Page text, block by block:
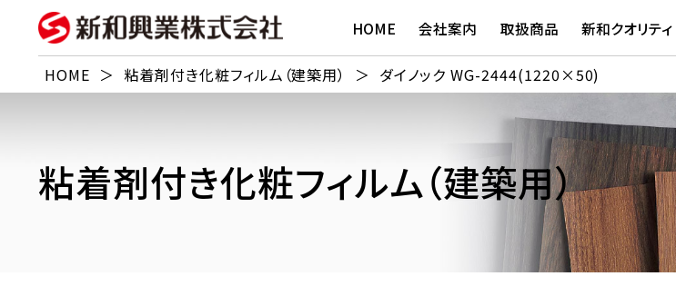
HOME 会社案内 取扱商品 新和クオリティ
HOME ＞ 粘着剤付き化粧フィルム（建築用） ＞ ダイノック WG-2444(1220×50)
粘着剤付き化粧フィルム（建築用）